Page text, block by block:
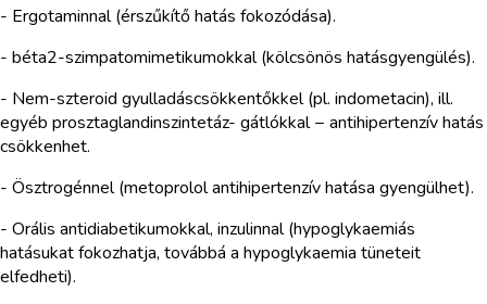
- Ergotaminnal (érszűkítő hatás fokozódása).
- béta2-szimpatomimetikumokkal (kölcsönös hatásgyengülés).
- Nem-szteroid gyulladáscsökkentőkkel (pl. indometacin), ill.
egyéb prosztaglandinszintetáz- gátlókkal − antihipertenzív hatás
csökkenhet.
- Ösztrogénnel (metoprolol antihipertenzív hatása gyengülhet).
- Orális antidiabetikumokkal, inzulinnal (hypoglykaemiás
hatásukat fokozhatja, továbbá a hypoglykaemia tüneteit
elfedheti).